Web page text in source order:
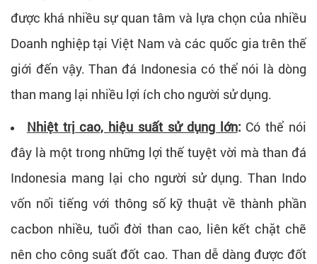
được khá nhiều sự quan tâm và lựa chọn của nhiều
Doanh nghiệp tại Việt Nam và các quốc gia trên thế
giới đến vậy. Than đá Indonesia có thể nói là dòng
than mang lại nhiều lợi ích cho người sử dụng.
Nhiệt trị cao, hiệu suất sử dụng lớn: Có thể nói
đây là một trong những lợi thế tuyệt vời mà than đá
Indonesia mang lại cho người sử dụng. Than Indo
vốn nổi tiếng với thông số kỹ thuật về thành phần
cacbon nhiều, tuổi đời than cao, liên kết chặt chẽ
nên cho công suất đốt cao. Than dễ dàng được đốt